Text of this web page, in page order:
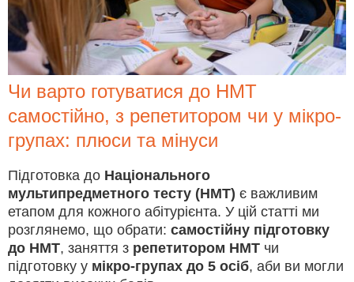
Чи варто готуватися до НМТ
самостійно, з репетитором чи у мікро-
групах: плюси та мінуси
Підготовка до Національного
мультипредметного тесту (НМТ) є важливим
етапом для кожного абітурієнта. У цій статті ми
розглянемо, що обрати: самостійну підготовку
до НМТ, заняття з репетитором НМТ чи
підготовку у мікро-групах до 5 осіб, аби ви могли